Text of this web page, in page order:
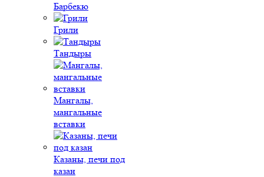
Барбекю
Грили
Тандыры
Мангалы,
мангальные
вставки
Казаны, печи под
казан